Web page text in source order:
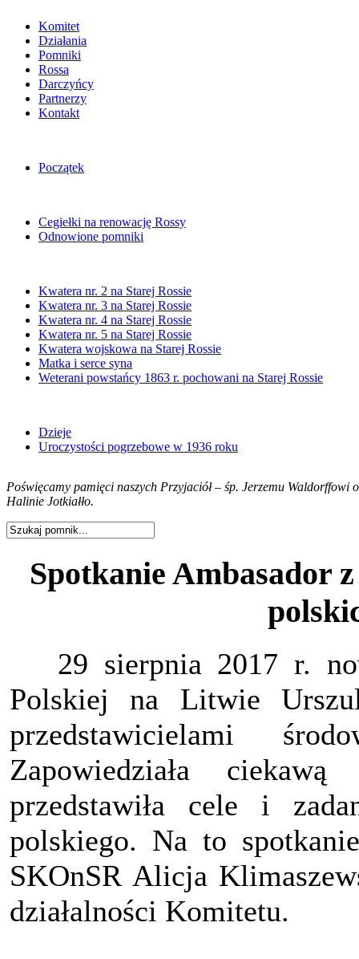
Komitet
Działania
Pomniki
Rossa
Darczyńcy
Partnerzy
Kontakt
Początek
Cegiełki na renowację Rossy
Odnowione pomniki
Kwatera nr. 2 na Starej Rossie
Kwatera nr. 3 na Starej Rossie
Kwatera nr. 4 na Starej Rossie
Kwatera nr. 5 na Starej Rossie
Kwatera wojskowa na Starej Rossie
Matka i serce syna
Weterani powstańcy 1863 r. pochowani na Starej Rossie
Dzieje
Uroczystości pogrzebowe w 1936 roku
Poświęcamy pamięci naszych Przyjaciół – śp. Jerzemu
Halinie Jotkiałło.
Spotkanie Ambasador
29 sierpnia 2017 r.
Polskiej na Litwie
przedstawicielami
Zapowiedziała
przedstawiła cele i
polskiego. Na to
SKOnSR Alicja
działalności Komitetu.